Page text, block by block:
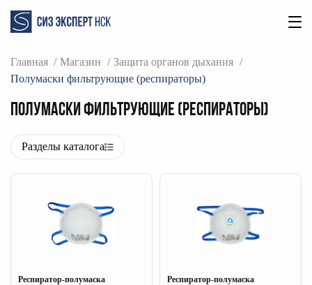
Главная Магазин
Защита органов дыхания
Полумаски фильтрующие (респираторы)
Полумаски фильтрующие (респираторы)
Разделы каталога
Респиратор-полумаска
Респиратор-полумаска